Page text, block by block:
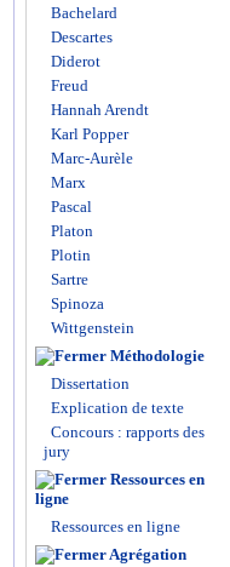
Bachelard
Descartes
Diderot
Freud
Hannah Arendt
Karl Popper
Marc-Aurèle
Marx
Pascal
Platon
Plotin
Sartre
Spinoza
Wittgenstein
Méthodologie
Dissertation
Explication de texte
Concours : rapports des
jury
Ressources en
ligne
Ressources en ligne
Agrégation